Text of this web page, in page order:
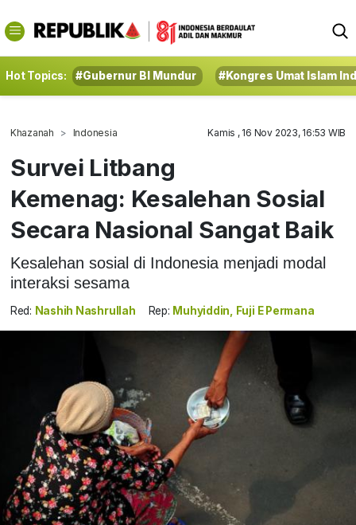
Hot Topics: #Gubernur BI Mundur #Kongres Umat Islam
Khazanah Indonesia Kamis , 16 Nov 2023, 16:53 WIB
Survei Litbang
Kemenag: Kesalehan Sosial
Secara Nasional Sangat Baik
Kesalehan sosial di Indonesia menjadi modal
interaksi sesama
Red: Nashih Nashrullah Rep: Muhyiddin, Fuji E Permana